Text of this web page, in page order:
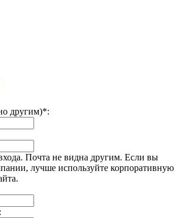
другим)*:
Почта не видна другим. Если вы
лучше используйте корпоративную